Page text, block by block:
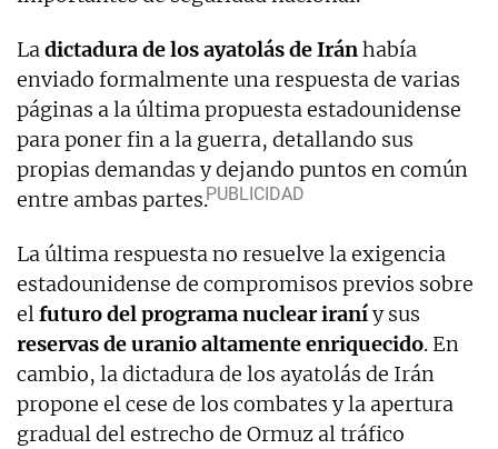
Ladictadura de los ayatolás de Iránhabía
enviado formalmente una respuesta de varias
páginas a la última propuesta estadounidense
para poner fin a la guerra, detallando sus
propias demandas y dejando puntos en común
entre ambas partes.
La última respuesta no resuelve la exigencia
estadounidense de compromisos previos sobre
elfuturo del programa nuclear iraníy sus
reservas de uranio altamente enriquecido. En
cambio, la dictadura de los ayatolás de Irán
propone el cese de los combates y la apertura
gradual del estrecho de Ormuz al tráfico